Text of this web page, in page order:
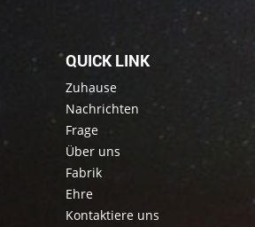
QUICK LINK
Zuhause
Nachrichten
Frage
Über uns
Fabrik
Ehre
Kontaktiere uns